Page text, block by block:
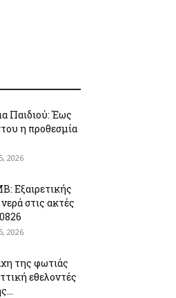
Παιδιού: Έως
η προθεσμία
2026
Εξαιρετικής
στις ακτές
2026
της φωτιάς
εθελοντές